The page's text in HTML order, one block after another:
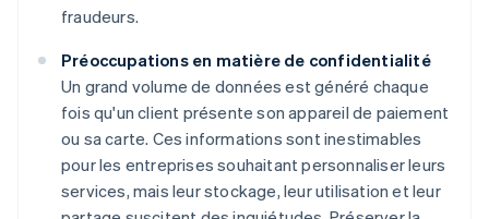
fraudeurs.
Préoccupations en matière de confidentialité
Un grand volume de données est généré chaque
fois qu'un client présente son appareil de paiement
ou sa carte. Ces informations sont inestimables
pour les entreprises souhaitant personnaliser leurs
services, mais leur stockage, leur utilisation et leur